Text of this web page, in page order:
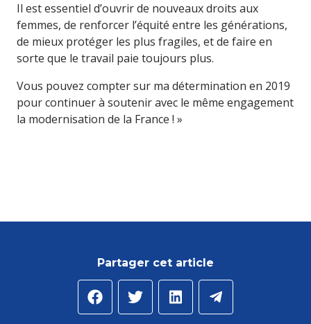
Il est essentiel d’ouvrir de nouveaux droits aux
femmes, de renforcer l’équité entre les générations,
de mieux protéger les plus fragiles, et de faire en
sorte que le travail paie toujours plus.
Vous pouvez compter sur ma détermination en 2019
pour continuer à soutenir avec le même engagement
la modernisation de la France ! »
Partager cet article